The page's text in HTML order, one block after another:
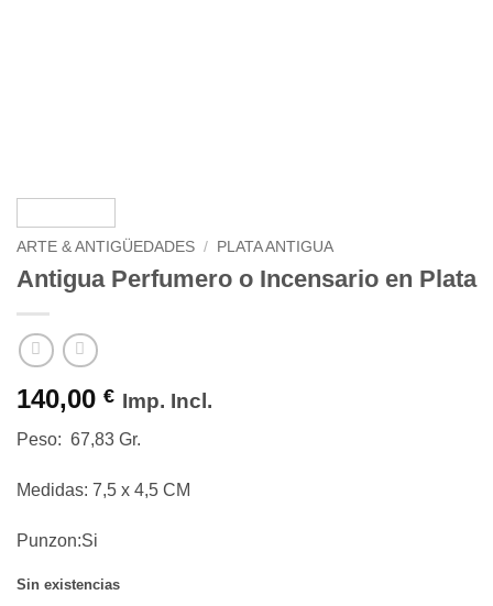
ARTE & ANTIGÜEDADES / PLATA ANTIGUA
Antigua Perfumero o Incensario en Plata
140,00 € Imp. Incl.
Peso: 67,83 Gr.
Medidas: 7,5 x 4,5 CM
Punzon:Si
Sin existencias